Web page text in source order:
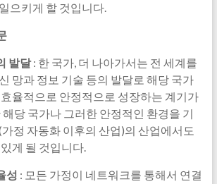
으키게 할 것입니다.
발달: 한 국가, 더 나아가서는 전 세계를
망과 정보 기술 등의 발달로 해당 국가
율적으로 안정적으로 성장하는 계기가
당 국가나 그러한 안정적인 환경을 기
정 자동화 이후의 산업)의 산업에서도
게 될 것입니다.
성 : 모든 가정이 네트워크를 통해서 연결